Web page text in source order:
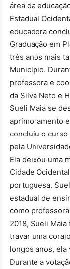
área da
Estadual
educadora
Graduação em
três anos mais
Município.
professora e
da Silva Neto e
Sueli Maia se
aprimoramento
concluiu o curso
pela
Ela deixou uma
Cidade
portuguesa.
estadual de
como
2018, Sueli
travar uma
longos anos, ela
Durante a